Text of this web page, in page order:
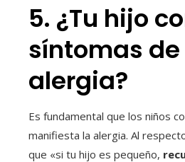
5. ¿Tu hijo
síntomas de
alergia?
Es fundamental que los niños
manifiesta la alergia. Al
que «si tu hijo es pequeño,